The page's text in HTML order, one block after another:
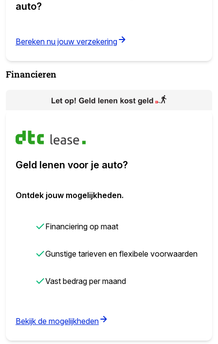
auto?
Bereken nu jouw verzekering
Financieren
Geld lenen voor je auto?
Ontdek jouw mogelijkheden.
✓Financiering op maat
✓Gunstige tarieven en flexibele voorwaarden
✓Vast bedrag per maand
Bekijk de mogelijkheden